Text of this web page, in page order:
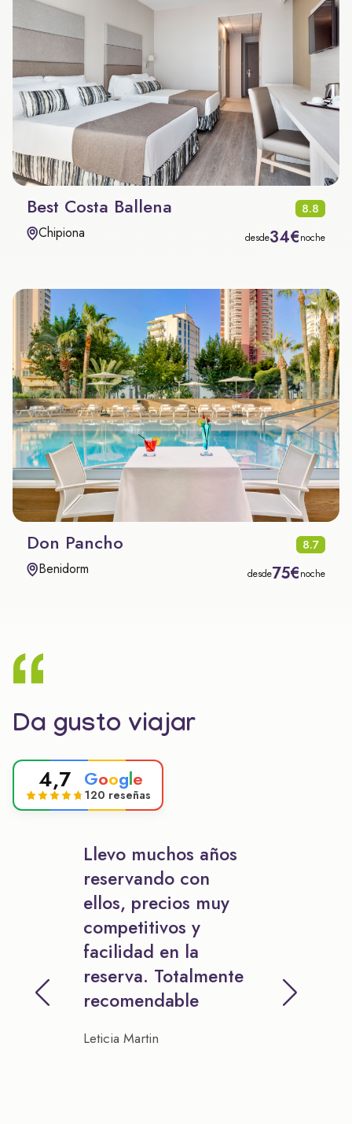
Best Costa Ballena 8.8
Chipiona desde34€noche
Don Pancho 8.7
Benidorm desde75€noche
Da gusto viajar
4,7 Google
120 reseñas
Llevo muchos años
reservando con
ellos, precios muy
competitivos y
facilidad en la
reserva. Totalmente
recomendable
Leticia Martin